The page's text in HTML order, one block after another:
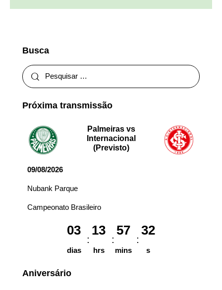
Busca
Próxima transmissão
Palmeiras vs
Internacional
(Previsto)
09/08/2026
Nubank Parque
Campeonato Brasileiro
03
dias
13
hrs
57
mins
32
s
Aniversário